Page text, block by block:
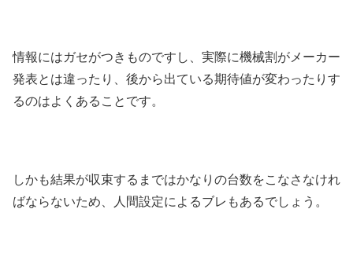
情報にはガセがつきものですし、実際に機械割がメーカー
発表とは違ったり、後から出ている期待値が変わったりす
るのはよくあることです。
しかも結果が収束するまではかなりの台数をこなさなけれ
ばならないため、人間設定によるブレもあるでしょう。